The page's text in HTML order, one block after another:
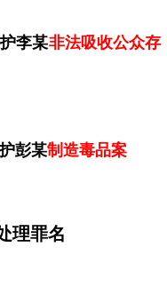
李某非法吸收公众存
彭某制造毒品案
理罪名